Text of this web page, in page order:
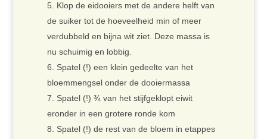
Klop de eidooiers met de andere helft van
de suiker tot de hoeveelheid min of meer
verdubbeld en bijna wit ziet. Deze massa is
nu schuimig en lobbig.
Spatel (!) een klein gedeelte van het
bloemmengsel onder de dooiermassa
Spatel (!) ¾ van het stijfgeklopt eiwit
eronder in een grotere ronde kom
Spatel (!) de rest van de bloem in etappes